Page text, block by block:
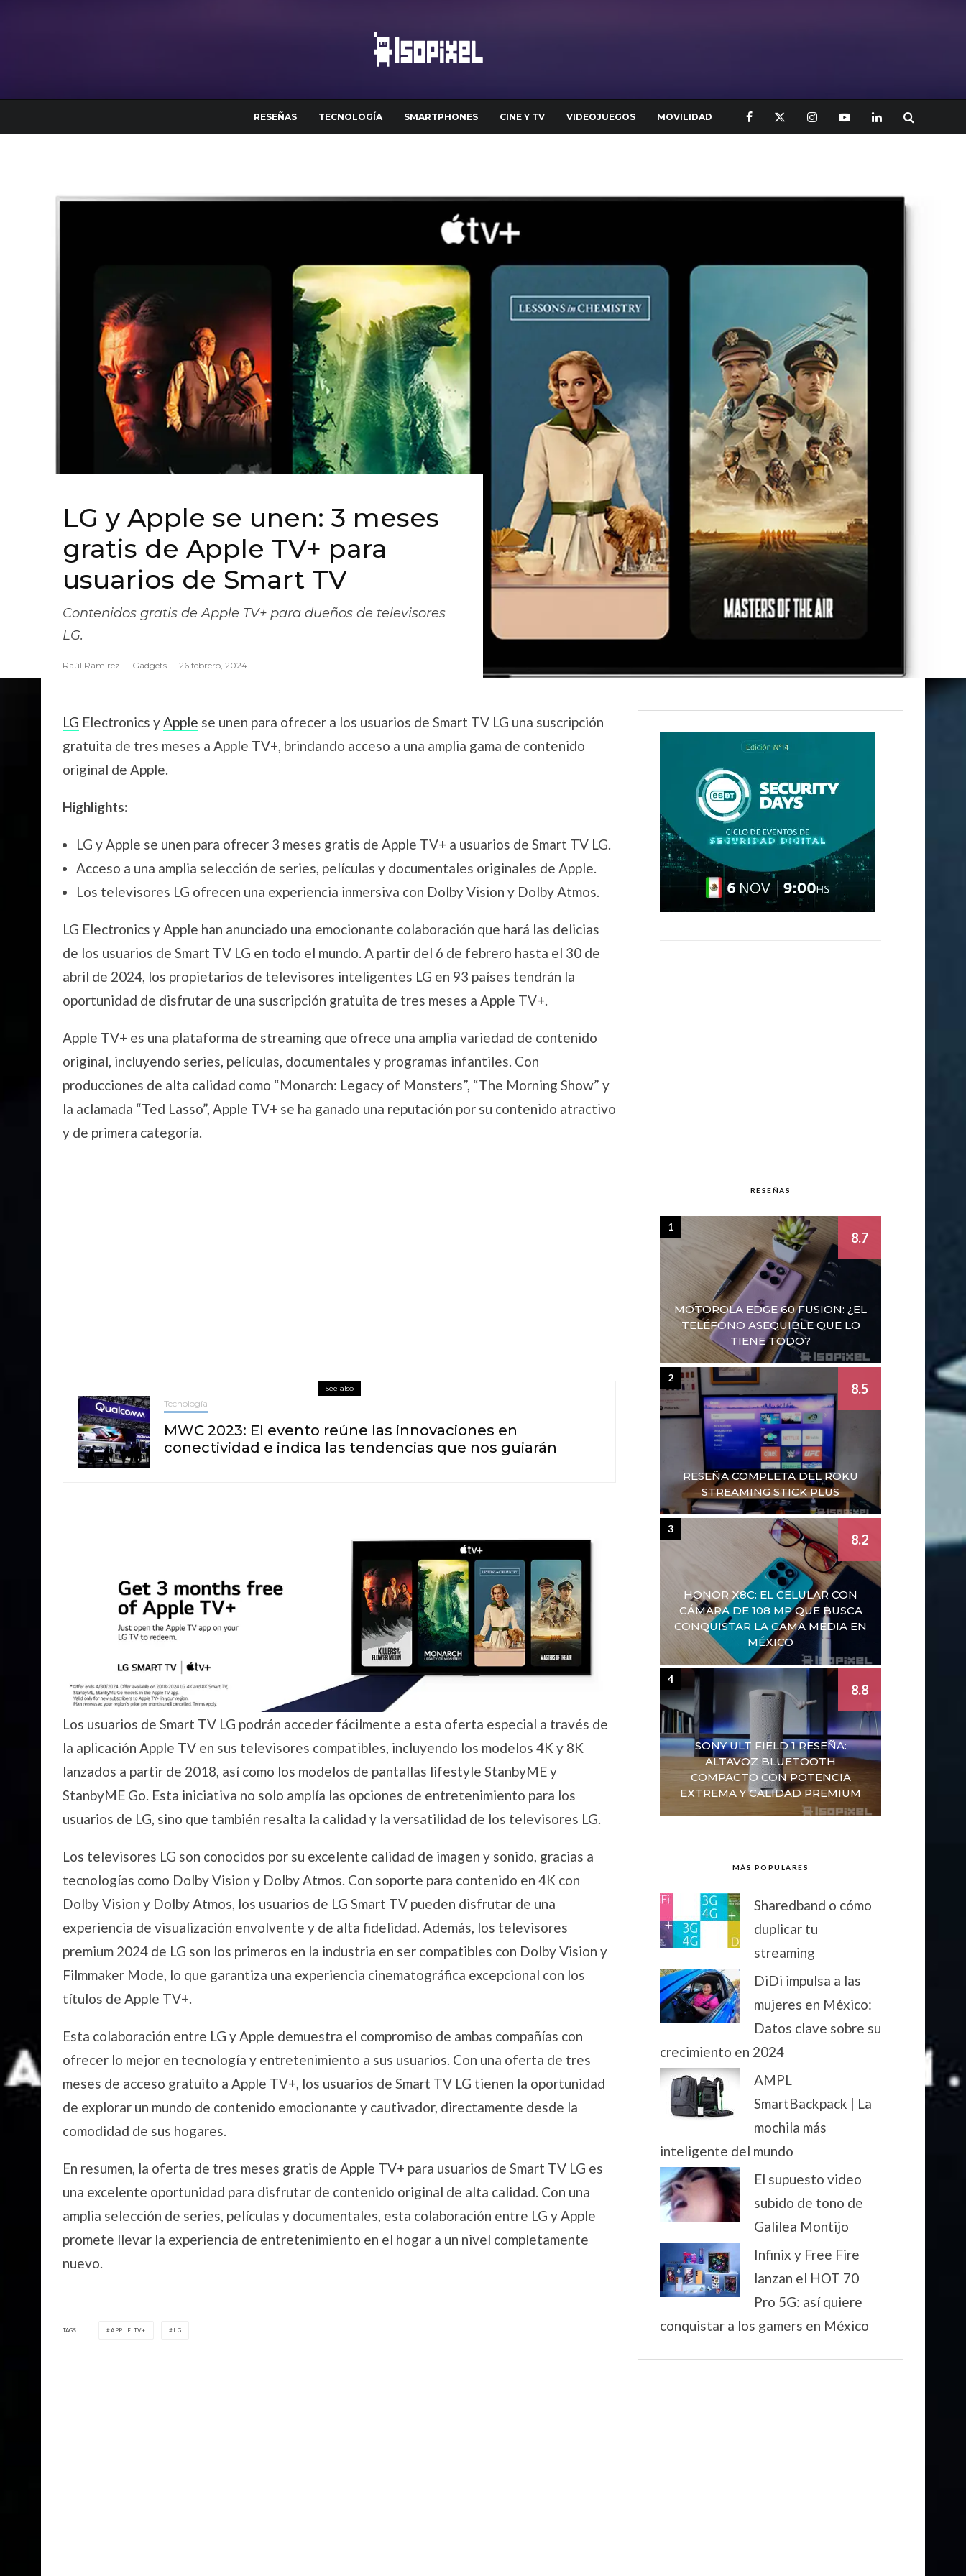
RESEÑAS TECNOLOGÍA SMARTPHONES CINE Y TV VIDEOJUEGOS MOVILIDAD
LG y Apple se unen: 3 meses
gratis de Apple TV+ para
usuarios de Smart TV
Contenidos gratis de Apple TV+ para dueños de televisores
LG.
Raúl Ramírez · Gadgets · 26 febrero, 2024
LG Electronics yApple se unen para ofrecer a los usuarios de Smart TV LG una suscripción
gratuita de tres meses a Apple TV+, brindando acceso a una amplia gama de contenido
original de Apple.
Highlights:
LG y Apple se unen para ofrecer 3 meses gratis de Apple TV+ a usuarios de Smart TV LG.
Acceso a una amplia selección de series, películas y documentales originales de Apple.
Los televisores LG ofrecen una experiencia inmersiva con Dolby Vision y Dolby Atmos.
LG Electronics y Apple han anunciado una emocionante colaboración que hará las delicias
de los usuarios de Smart TV LG en todo el mundo. A partir del 6 de febrero hasta el 30 de
abril de 2024, los propietarios de televisores inteligentes LG en 93 países tendrán la
oportunidad de disfrutar de una suscripción gratuita de tres meses a Apple TV+.
Apple TV+ es una plataforma de streaming que ofrece una amplia variedad de contenido
original, incluyendo series, películas, documentales y programas infantiles. Con
producciones de alta calidad como “Monarch: Legacy of Monsters”, “The Morning Show” y
la aclamada “Ted Lasso”, Apple TV+ se ha ganado una reputación por su contenido atractivo
y de primera categoría.
See also
Tecnología
MWC 2023: El evento reúne las innovaciones en
conectividad e indica las tendencias que nos guiarán
Los usuarios de Smart TV LG podrán acceder fácilmente a esta oferta especial a través de
la aplicación Apple TV en sus televisores compatibles, incluyendo los modelos 4K y 8K
lanzados a partir de 2018, así como los modelos de pantallas lifestyle StanbyME y
StanbyME Go. Esta iniciativa no solo amplía las opciones de entretenimiento para los
usuarios de LG, sino que también resalta la calidad y la versatilidad de los televisores LG.
Los televisores LG son conocidos por su excelente calidad de imagen y sonido, gracias a
tecnologías como Dolby Vision y Dolby Atmos. Con soporte para contenido en 4K con
Dolby Vision y Dolby Atmos, los usuarios de LG Smart TV pueden disfrutar de una
experiencia de visualización envolvente y de alta fidelidad. Además, los televisores
premium 2024 de LG son los primeros en la industria en ser compatibles con Dolby Vision y
Filmmaker Mode, lo que garantiza una experiencia cinematográfica excepcional con los
títulos de Apple TV+.
Esta colaboración entre LG y Apple demuestra el compromiso de ambas compañías con
ofrecer lo mejor en tecnología y entretenimiento a sus usuarios. Con una oferta de tres
meses de acceso gratuito a Apple TV+, los usuarios de Smart TV LG tienen la oportunidad
de explorar un mundo de contenido emocionante y cautivador, directamente desde la
comodidad de sus hogares.
En resumen, la oferta de tres meses gratis de Apple TV+ para usuarios de Smart TV LG es
una excelente oportunidad para disfrutar de contenido original de alta calidad. Con una
amplia selección de series, películas y documentales, esta colaboración entre LG y Apple
promete llevar la experiencia de entretenimiento en el hogar a un nivel completamente
nuevo.
TAGS APPLE TV+ LG
RESEÑAS
MOTOROLA EDGE 60 FUSION: ¿EL
TELÉFONO ASEQUIBLE QUE LO
TIENE TODO?
8.7
1
RESEÑA COMPLETA DEL ROKU
STREAMING STICK PLUS
8.5
2
HONOR X8C: EL CELULAR CON
CÁMARA DE 108 MP QUE BUSCA
CONQUISTAR LA GAMA MEDIA EN
MÉXICO
8.2
3
SONY ULT FIELD 1 RESEÑA:
ALTAVOZ BLUETOOTH
COMPACTO CON POTENCIA
EXTREMA Y CALIDAD PREMIUM
8.8
4
MÁS POPULARES
Sharedband o cómo
duplicar tu
streaming
DiDi impulsa a las
mujeres en México:
Datos clave sobre su
crecimiento en 2024
AMPL
SmartBackpack | La
mochila más
inteligente del mundo
El supuesto video
subido de tono de
Galilea Montijo
Infinix y Free Fire
lanzan el HOT 70
Pro 5G: así quiere
conquistar a los gamers en México